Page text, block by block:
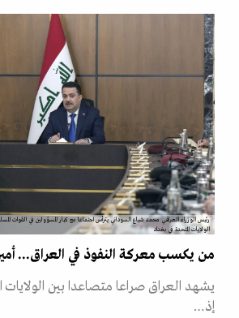
رئيس الوزراء العراقي محمد شياع السوداني يترأس اجتماعا مع كبار المسؤولين في القوات
الولايات المتحدة في بغداد
من يكسب معركة النفوذ في العراق...
يشهد العراق صراعا متصاعدا بين الولايات
إذ…